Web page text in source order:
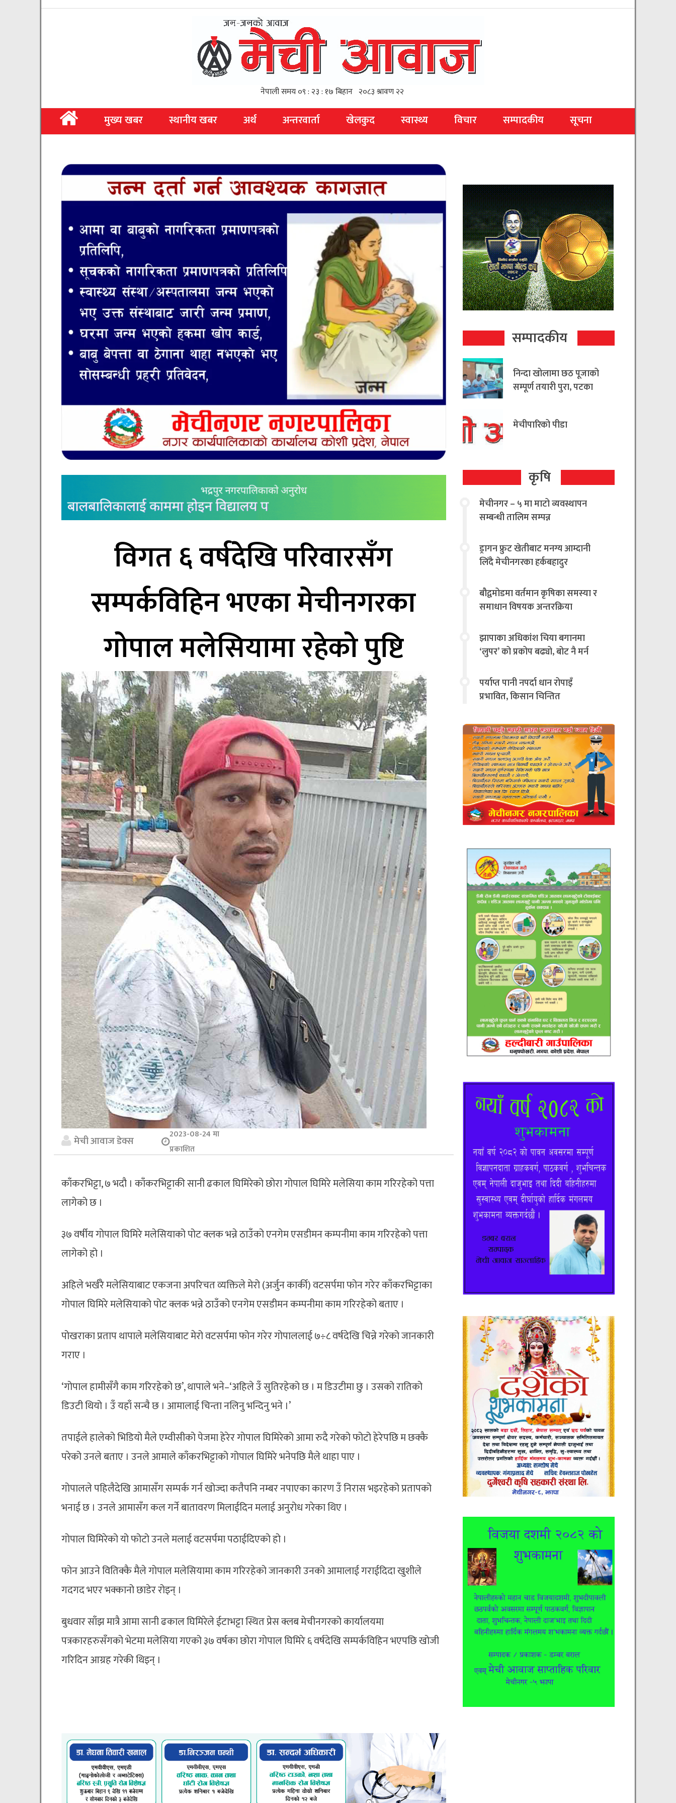
मुख्य खबर स्थानीय खबर अर्थ अन्तरवार्ता खेलकुद स्वास्थ्य विचार सम्पादकीय सूचना
विगत ६ वर्षदेखि परिवारसँग
सम्पर्कविहिन भएका मेचीनगरका
गोपाल मलेसियामा रहेको पुष्टि
मेची आवाज डेक्स
2023-08-24 मा
प्रकाशित
काँकरभिट्टा, ७ भदौ । काँकरभिट्टाकी सानी ढकाल घिमिरेको छोरा गोपाल घिमिरे मलेसिया काम गरिरहेको पत्ता
लागेको छ ।
३७ वर्षीय गोपाल घिमिरे मलेसियाको पोट क्लक भन्ने ठाउँको एनगेम एसडीमन कम्पनीमा काम गरिरहेको पत्ता
लागेको हो ।
अहिले भर्खरै मलेसियाबाट एकजना अपरिचत व्यक्तिले मेरो (अर्जुन कार्की) वटसर्पमा फोन गरेर काँकरभिट्टाका
गोपाल घिमिरे मलेसियाको पोट क्लक भन्ने ठाउँको एनगेम एसडीमन कम्पनीमा काम गरिरहेको बताए ।
पोखराका प्रताप थापाले मलेसियाबाट मेरो वटसर्पमा फोन गरेर गोपाललाई ७÷८ वर्षदेखि चिन्ने गरेको जानकारी
गराए ।
‘गोपाल हामीसँगै काम गरिरहेको छ’, थापाले भने–‘अहिले उँ सुतिरहेको छ । म डिउटीमा छु । उसको रातिको
डिउटी थियो । उँ यहाँ सन्चै छ । आमालाई चिन्ता नलिनु भन्दिनु भने ।’
तपाईले हालेको भिडियो मैले एम्वीसीको पेजमा हेरेर गोपाल घिमिरेको आमा रुदै गरेको फोटो हेरेपछि म छक्कै
परेको उनले बताए । उनले आमाले काँकरभिट्टाको गोपाल घिमिरे भनेपछि मैले थाहा पाए ।
गोपालले पहिलैदेखि आमासँग सम्पर्क गर्न खोज्दा कतैपनि नम्बर नपाएका कारण उँ निरास भइरहेको प्रतापको
भनाई छ । उनले आमासँग कल गर्ने बातावरण मिलाईदिन मलाई अनुरोध गरेका थिए ।
गोपाल घिमिरेको यो फोटो उनले मलाई वटसर्पमा पठाईदिएको हो ।
फोन आउने वितिक्कै मैले गोपाल मलेसियामा काम गरिरहेको जानकारी उनको आमालाई गराईदिदा खुशीले
गदगद भएर भक्कानो छाडेर रोइन् ।
बुधवार साँझ मात्रै आमा सानी ढकाल घिमिरेले ईटाभट्टा स्थित प्रेस क्लब मेचीनगरको कार्यालयमा
पत्रकारहरुसँगको भेटमा मलेसिया गएको ३७ वर्षका छोरा गोपाल घिमिरे ६ वर्षदेखि सम्पर्कविहिन भएपछि खोजी
गरिदिन आग्रह गरेकी थिइन् ।
सम्पादकीय
निन्दा खोलामा छठ पूजाको
सम्पूर्ण तयारी पुरा, पटका
मेचीपारिको पीडा
कृषि
मेचीनगर – ५ मा माटो व्यवस्थापन
सम्बन्धी तालिम सम्पन्न
ड्रागन फ्रुट खेतीबाट मनग्य आम्दानी
लिँदै मेचीनगरका हर्कबहादुर
बौद्वमोडमा वर्तमान कृषिका समस्या र
समाधान विषयक अन्तरक्रिया
झापाका अधिकांश चिया बगानमा
‘लुपर’ को प्रकोप बढ्यो, बोट नै मर्न
चिन्तित
पर्याप्त पानी नपर्दा धान रोपाइँ
प्रभावित, किसान चिन्तित